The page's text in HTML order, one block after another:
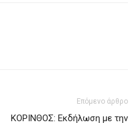
Επόμενο άρθρο
ΚΟΡΙΝΘΟΣ: Εκδήλωση με την